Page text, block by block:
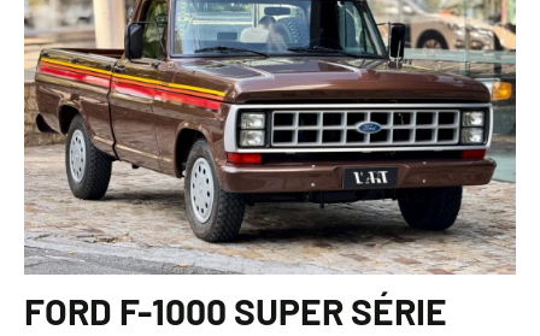
FORD F-1000 SUPER SÉRIE